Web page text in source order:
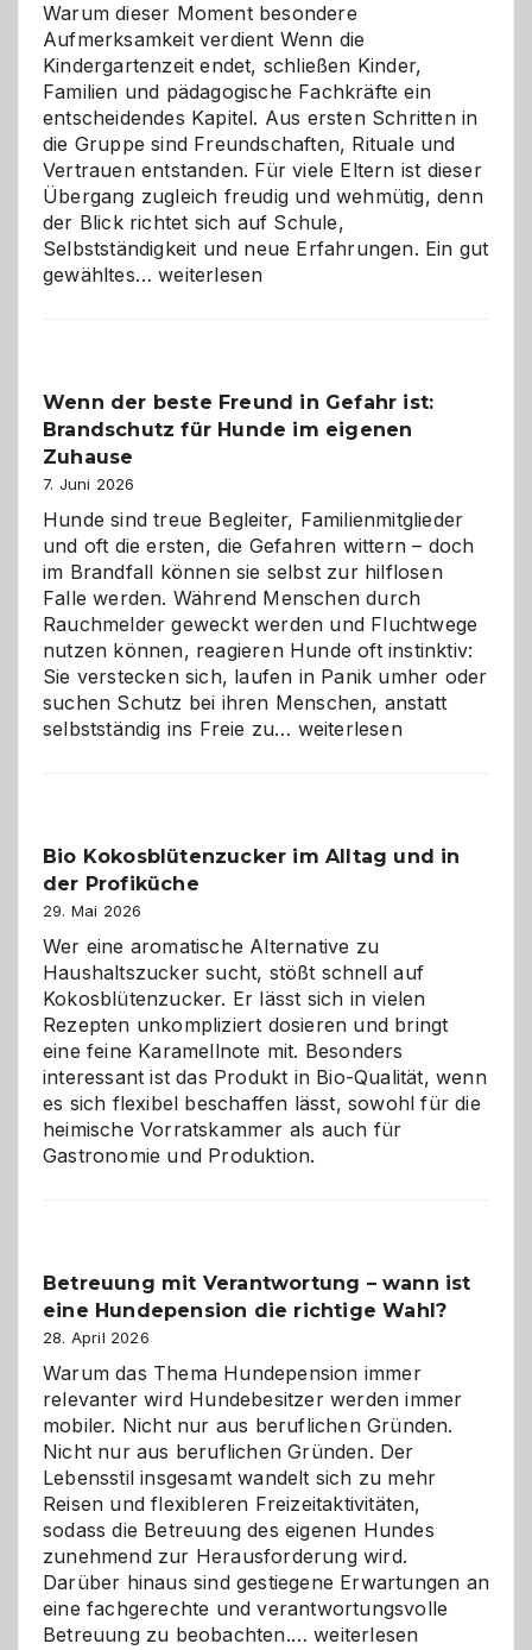
Warum dieser Moment besondere
Aufmerksamkeit verdient Wenn die
Kindergartenzeit endet, schließen Kinder,
Familien und pädagogische Fachkräfte ein
entscheidendes Kapitel. Aus ersten Schritten in
die Gruppe sind Freundschaften, Rituale und
Vertrauen entstanden. Für viele Eltern ist dieser
Übergang zugleich freudig und wehmütig, denn
der Blick richtet sich auf Schule,
Selbstständigkeit und neue Erfahrungen. Ein gut
gewähltes…Abschied
und
herzlich
weiterlesen
Wenn der beste Freund in Gefahr ist:
Brandschutz für Hunde im eigenen
Zuhause
7. Juni 2026
Hunde sind treue Begleiter, Familienmitglieder
und oft die ersten, die Gefahren wittern – doch
im Brandfall können sie selbst zur hilflosen
Falle werden. Während Menschen durch
Rauchmelder geweckt werden und Fluchtwege
nutzen können, reagieren Hunde oft instinktiv:
Sie verstecken sich, laufen in Panik umher oder
suchen Schutz bei ihren Menschen, anstatt
selbstständig ins Freie zu… Wenn
Gefahr
für
Hunde
im
eigenen
Zuhause
weiterlesen
Bio Kokosblütenzucker im Alltag und in
der Profiküche
29. Mai 2026
Wer eine aromatische Alternative zu
Haushaltszucker sucht, stößt schnell auf
Kokosblütenzucker. Er lässt sich in vielen
Rezepten unkompliziert dosieren und bringt
eine feine Karamellnote mit. Besonders
interessant ist das Produkt in Bio-Qualität, wenn
es sich flexibel beschaffen lässt, sowohl für die
heimische Vorratskammer als auch für
Gastronomie und Produktion.
Betreuung mit Verantwortung – wann ist
eine Hundepension die richtige Wahl?
28. April 2026
Warum das Thema Hundepension immer
relevanter wird Hundebesitzer werden immer
mobiler. Nicht nur aus beruflichen Gründen.
Nicht nur aus beruflichen Gründen. Der
Lebensstil insgesamt wandelt sich zu mehr
Reisen und flexibleren Freizeitaktivitäten,
sodass die Betreuung des eigenen Hundes
zunehmend zur Herausforderung wird.
Darüber hinaus sind gestiegene Erwartungen an
eine fachgerechte und verantwortungsvolle
Betreuung zu beobachten.…Betreuung
weiterlesen